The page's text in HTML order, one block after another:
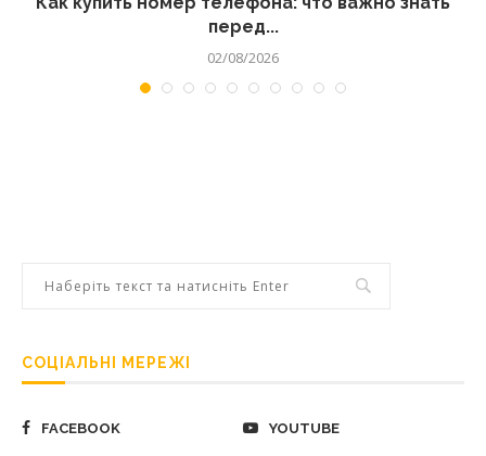
перед...
02/08/2026
СОЦІАЛЬНІ МЕРЕЖІ
FACEBOOK YOUTUBE